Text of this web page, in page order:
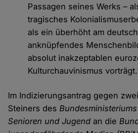
Passagen seines Werks –
tragisches
als ein überhöht am
anknüpfendes
absolut inakzeptablen
Kulturchauvinismus
Im Indizierungsantrag gegen
Steiners des
Senioren und Jugend an die